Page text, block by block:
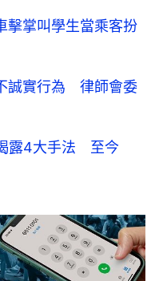
掌叫學生當乘客扮
誠實行為 律師會委
露4大手法 至今